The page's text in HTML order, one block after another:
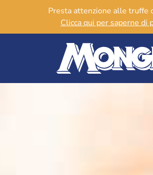
Presta attenzione alle truffe
Clicca qui per saperne di